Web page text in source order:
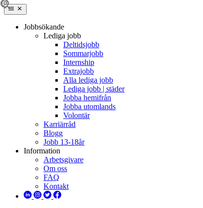
Jobbsökande
Lediga jobb
Deltidsjobb
Sommarjobb
Internship
Extrajobb
Alla lediga jobb
Lediga jobb | städer
Jobba hemifrån
Jobba utomlands
Volontär
Karriärråd
Blogg
Jobb 13-18år
Information
Arbetsgivare
Om oss
FAQ
Kontakt